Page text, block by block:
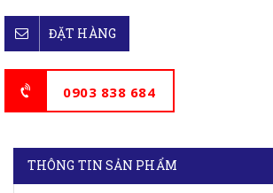
ĐẶT HÀNG
0903 838 684
THÔNG TIN SẢN PHẨM